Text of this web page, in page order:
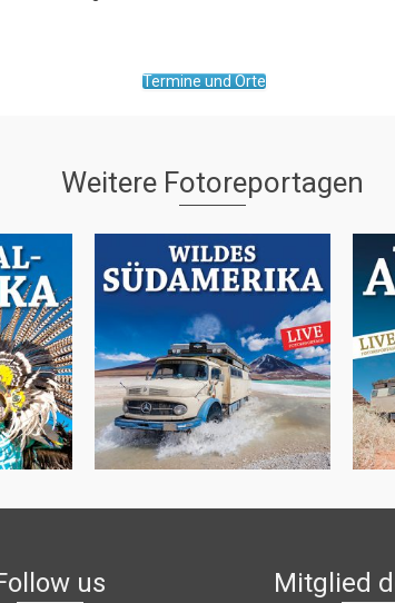
Termine und Orte
Weitere Fotoreportagen
Wildes Südamerika
us Mitglied